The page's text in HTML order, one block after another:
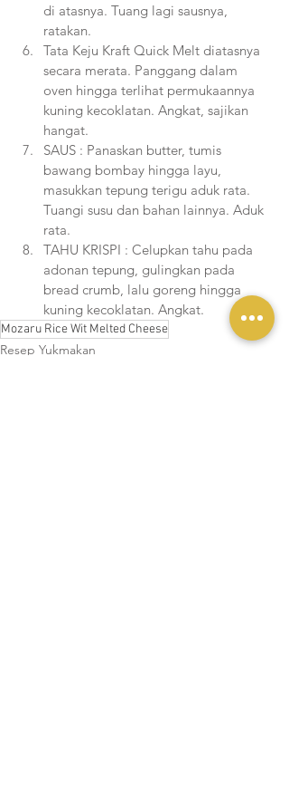
di atasnya. Tuang lagi sausnya,
ratakan.
Tata Keju Kraft Quick Melt diatasnya
secara merata. Panggang dalam
oven hingga terlihat permukaannya
kuning kecoklatan. Angkat, sajikan
hangat.
SAUS : Panaskan butter, tumis
bawang bombay hingga layu,
masukkan tepung terigu aduk rata.
Tuangi susu dan bahan lainnya. Aduk
rata.
TAHU KRISPI : Celupkan tahu pada
adonan tepung, gulingkan pada
bread crumb, lalu goreng hingga
kuning kecoklatan. Angkat.
Mozaru Rice Wit Melted Cheese
Resep Yukmakan